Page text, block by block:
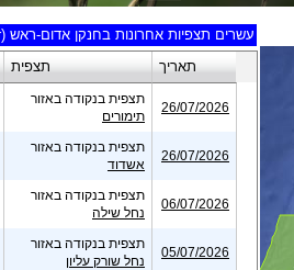
עשרים תצפיות אחרונות בחנקן אדום-ראש (Lanius senator)
תצפית תאריך
תצפית בנקודה באזור
תימורים
26/07/2026
תצפית בנקודה באזור
אשדוד
26/07/2026
תצפית בנקודה באזור
נחל שילה
06/07/2026
תצפית בנקודה באזור
נחל שורק עליון
05/07/2026